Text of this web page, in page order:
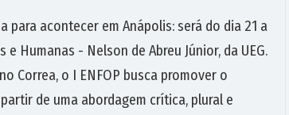
acontecer em Anápolis: será do dia 21 a
Humanas - Nelson de Abreu Júnior, da UEG.
Correa, o I ENFOP busca promover o
de uma abordagem crítica, plural e